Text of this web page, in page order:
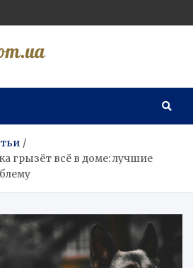
грызёт всё в доме: лучшие